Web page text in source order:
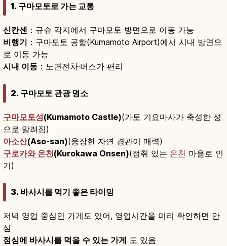
1. 구마모토로 가는 교통
신칸센 ：규슈 각지에서 구마모토 방면으로 이동 가능
비행기 ：구마모토 공항(Kumamoto Airport)에서 시내 방면으
로 이동 가능
시내 이동 ：노면전차·버스가 편리
2. 구마모토 관광 명소
구마모토성(Kumamoto Castle)(가토 기요마사가 축성한 성
으로 알려짐)
아소산(Aso-san)(웅장한 자연 경관이 매력)
구로카와 온천(Kurokawa Onsen)(정취 있는 온천 마을로 인
기)
3. 바사시를 먹기 좋은 타이밍
저녁 영업 중심인 가게도 있어, 영업시간을 미리 확인하면 안
심
점심에 바사시를 먹을 수 있는 가게 도 있음